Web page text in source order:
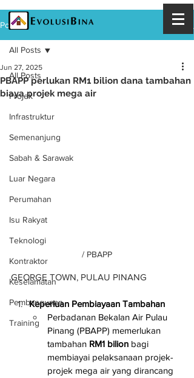
Post
All Posts
Projek
Infrastruktur
Semenanjung
Sabah & Sarawak
Luar Negara
Perumahan
Isu Rakyat
Teknologi
Kontraktor
Keselamatan
Pembangunan
Training
All Posts
PBAPP perlukan RM1 bilion dana tambahan
biaya projek mega air
Jun 27, 2025
/ PBAPP
GEORGE TOWN, PULAU PINANG
Keperluan Pembiayaan Tambahan
Perbadanan Bekalan Air Pulau
Pinang (PBAPP) memerlukan
tambahan RM1 bilion bagi
membiayai pelaksanaan projek-
projek mega air yang dirancang